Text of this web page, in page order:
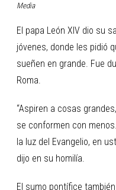
Media
El papa León XIV dio su
jóvenes, donde les pidió
sueñen en grande. Fue
Roma.
“Aspiren a cosas
se conformen con
la luz del Evangelio, en
dijo en su homilía.
El sumo pontífice